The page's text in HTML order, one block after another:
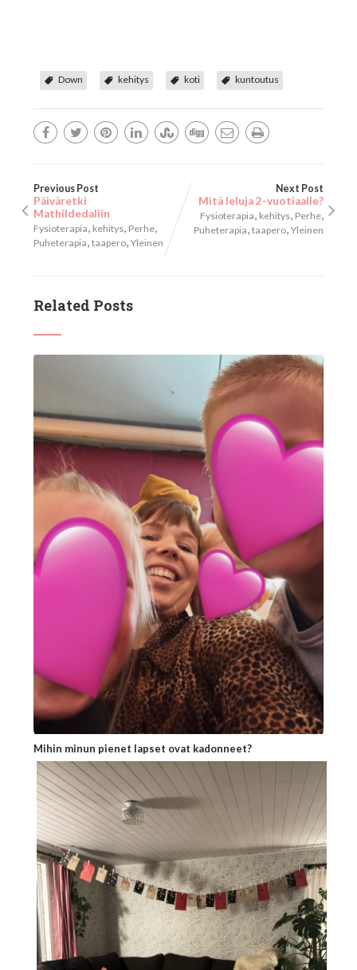
Down kehitys koti kuntoutus
Previous Post
Päiväretki
Mathildedaliin
Fysioterapia, kehitys, Perhe,
Puheterapia,taapero,Yleinen
Next Post
Mitä leluja 2-vuotiaalle?
Fysioterapia, kehitys, Perhe,
Puheterapia, taapero, Yleinen
Related Posts
Mihin minun pienet lapset ovat kadonneet?